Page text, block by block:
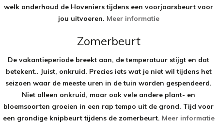
welk onderhoud de Hoveniers tijdens een voorjaarsbeurt voor
jou uitvoeren. Meer informatie
Zomerbeurt
De vakantieperiode breekt aan, de temperatuur stijgt en dat
betekent.. Juist, onkruid. Precies iets wat je niet wil tijdens het
seizoen waar de meeste uren in de tuin worden gespendeerd.
Niet alleen onkruid, maar ook vele andere plant- en
bloemsoorten groeien in een rap tempo uit de grond. Tijd voor
een grondige knipbeurt tijdens de zomerbeurt. Meer informatie